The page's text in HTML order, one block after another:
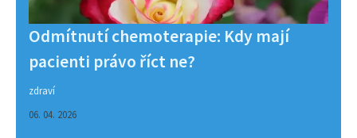
Odmítnutí chemoterapie: Kdy mají
pacienti právo říct ne?
zdraví
06. 04. 2026